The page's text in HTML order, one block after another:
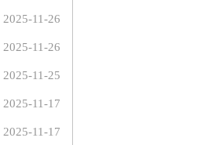
2025-11-26
2025-11-26
2025-11-25
2025-11-17
2025-11-17